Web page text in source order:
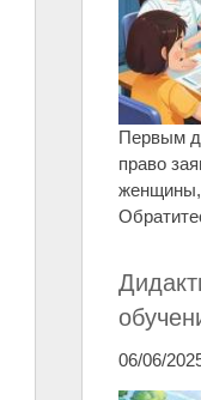
Первым
право
женщины,
06/06/